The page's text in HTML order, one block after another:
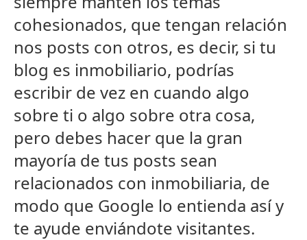
cohesionados, que tengan relación
nos posts con otros, es decir, si tu
blog es inmobiliario, podrías
escribir de vez en cuando algo
sobre ti o algo sobre otra cosa,
pero debes hacer que la gran
mayoría de tus posts sean
relacionados con inmobiliaria, de
modo que Google lo entienda así y
te ayude enviándote visitantes.